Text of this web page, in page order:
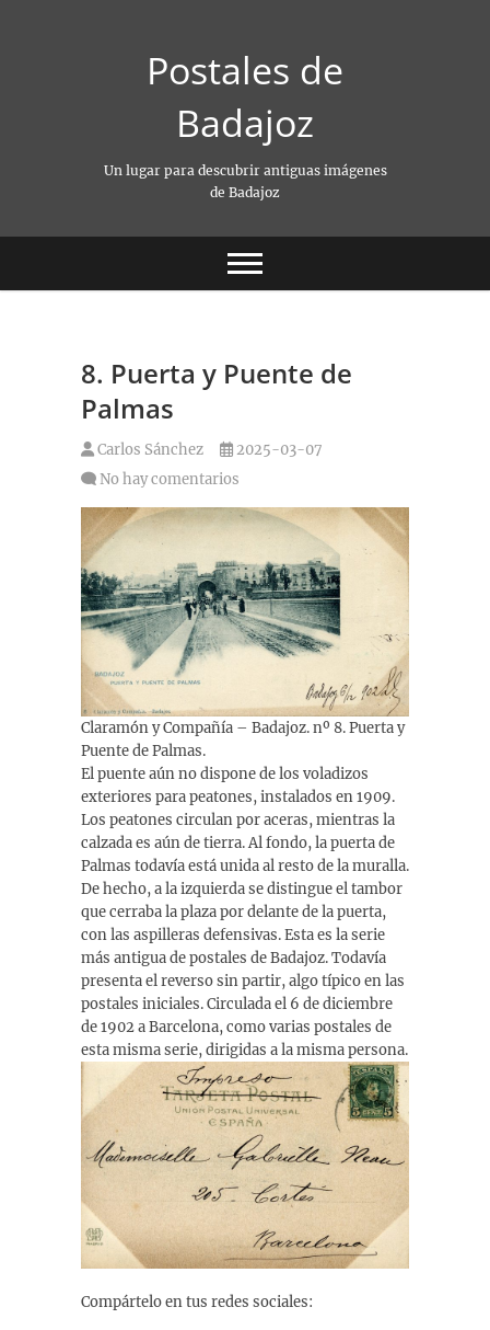
Postales de
Badajoz
Un lugar para descubrir antiguas imágenes
de Badajoz
8. Puerta y Puente de
Palmas
Carlos Sánchez
2025-03-07
No hay comentarios
Claramón y Compañía – Badajoz. nº 8. Puerta y
Puente de Palmas.
El puente aún no dispone de los voladizos
exteriores para peatones, instalados en 1909.
Los peatones circulan por aceras, mientras la
calzada es aún de tierra. Al fondo, la puerta de
Palmas todavía está unida al resto de la muralla.
De hecho, a la izquierda se distingue el tambor
que cerraba la plaza por delante de la puerta,
con las aspilleras defensivas. Esta es la serie
más antigua de postales de Badajoz. Todavía
presenta el reverso sin partir, algo típico en las
postales iniciales. Circulada el 6 de diciembre
de 1902 a Barcelona, como varias postales de
esta misma serie, dirigidas a la misma persona.
Compártelo en tus redes sociales: